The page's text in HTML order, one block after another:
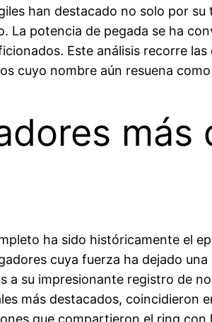
han destacado no solo por
La potencia de pegada se ha
Este análisis recorre
cuyo nombre aún resuena
ha sido históricamente el
cuya fuerza ha dejado
a su impresionante registro de
más destacados,
que compartieron el ring